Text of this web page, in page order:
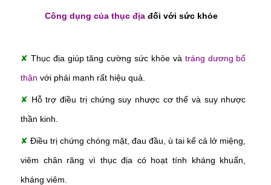
Công dụng của thục địa đối với sức khỏe
✘ Thục địa giúp tăng cường sức khỏe và tráng dương bổ
thận với phái mạnh rất hiệu quả.
✘ Hỗ trợ điều trị chứng suy nhược cơ thể và suy nhược
thần kinh.
✘Điều trị chứng chóng mặt, đau đầu, ù tai kể cả lở miệng,
viêm chân răng vì thục địa có hoạt tính kháng khuẩn,
kháng viêm.